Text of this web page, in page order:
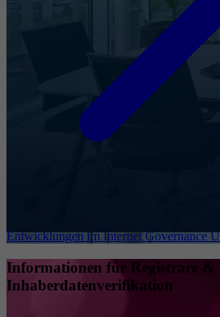
Entwicklungen im Internet Governance
Informationen für Registrare &
Inhaberdatenverifikation